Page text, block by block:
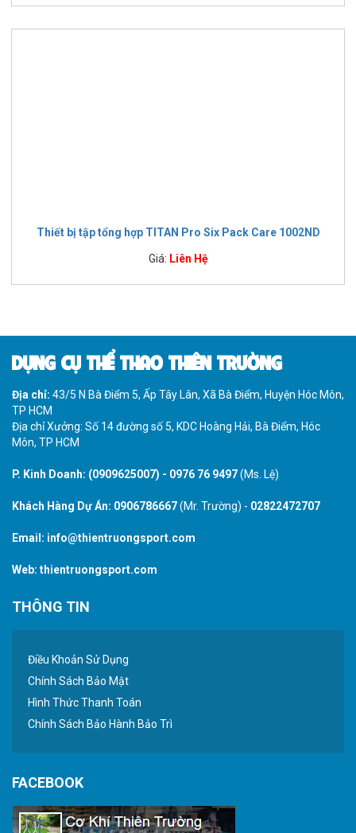
Thiết bị tập tổng hợp TITAN Pro Six Pack Care 1002ND
Giá: Liên Hệ
DỤNG CỤ THỂ THAO THIÊN TRƯỜNG
Địa chỉ: 43/5 N Bà Điểm 5, Ấp Tây Lân, Xã Bà Điểm, Huyện Hóc Môn,
TP HCM
Địa chỉ Xưởng: Số 14 đường số 5, KDC Hoàng Hải, Bà Điểm, Hóc
Môn, TP HCM
P. Kinh Doanh: (0909625007) - 0976 76 9497(Ms. Lệ)
Khách Hàng Dự Án: 0906786667(Mr. Trường) - 02822472707
Email: info@thientruongsport.com
Web: thientruongsport.com
THÔNG TIN
Điều Khoản Sử Dụng
Chính Sách Bảo Mật
Hình Thức Thanh Toán
Chính Sách Bảo Hành Bảo Trì
FACEBOOK